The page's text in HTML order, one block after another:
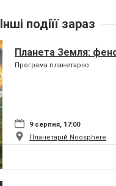
Інші подіїї зараз
Планета Земля:
Програма планетарію
9 серпня, 17:00
Планетарій Noosphere